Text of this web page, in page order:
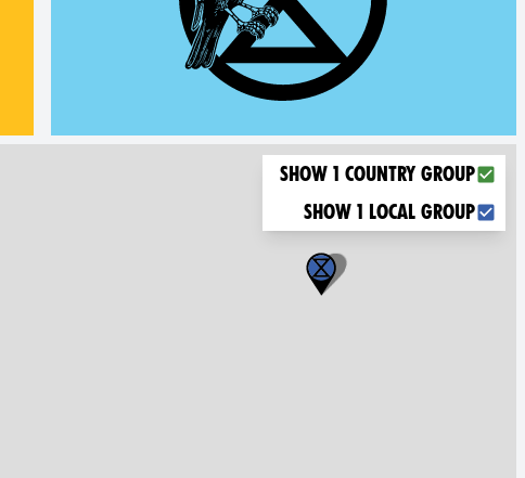
Choose what you want to display on the map
Show 1 country group
Show 1 local group